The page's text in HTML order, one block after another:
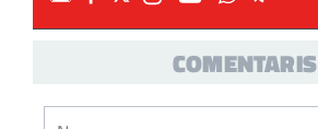
COMENTARIS